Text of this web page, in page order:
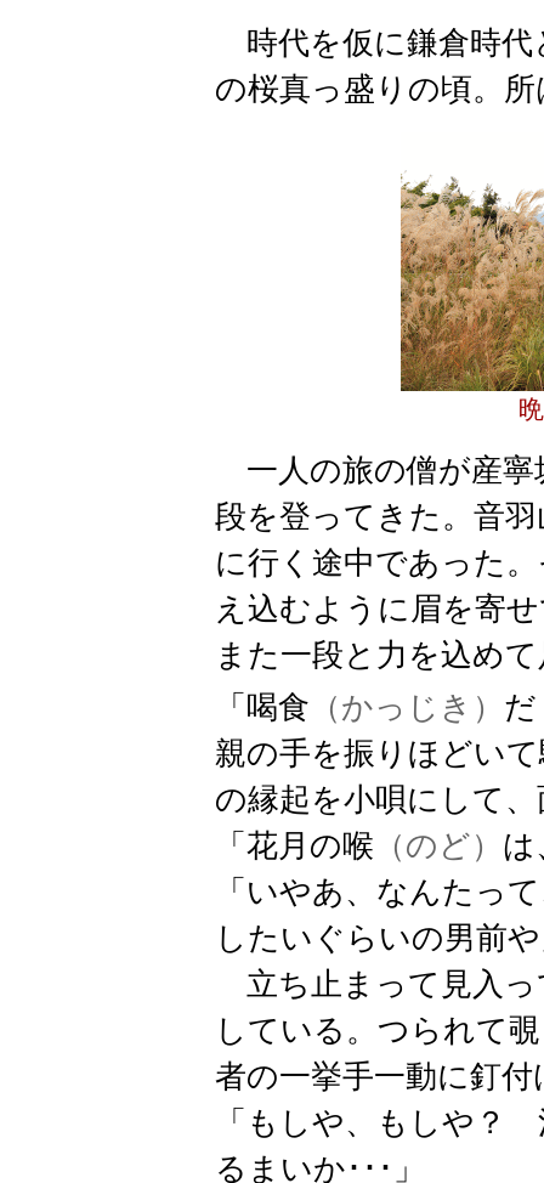
時代を仮に鎌倉時代
の桜真っ盛りの頃。
一人の旅の僧が産寧
段を登ってきた。音
に行く途中であった
え込むように眉を寄
また一段と力を込め
「喝食 （かっじき）
親の手を振りほどい
の縁起を小唄にして
「花月の喉 （のど） は
「いやあ、なんたっ
したいぐらいの男前
立ち止まって見入っ
している。つられて
者の一挙手一動に釘
「もしや、もしや？
るまいか･･･」